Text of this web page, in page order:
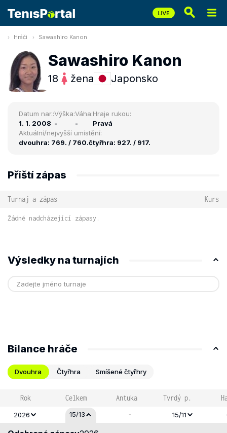
Hráči Sawashiro Kanon
Sawashiro Kanon
18 žena Japonsko
Datum nar.:
1. 1. 2008
Výška:
-
Váha:
-
Hraje rukou:
Pravá
Aktuální/nejvyšší umístění:
dvouhra: 769. / 760.čtyřhra: 927. / 917.
Příští zápas
Turnaj a zápas Kurs
Žádné nadcházející zápasy.
Výsledky na turnajích
Bilance hráče
Dvouhra Čtyřhra Smíšené čtyřhry
Rok Celkem Antuka Tvrdý p.
2026 15/13 - 15/11